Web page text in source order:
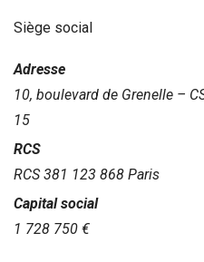
Échéancier
Recherche
Siège social
Adresse
10, boulevard de Grenelle –
15
RCS
RCS 381 123 868 Paris
Capital social
1 728 750 €